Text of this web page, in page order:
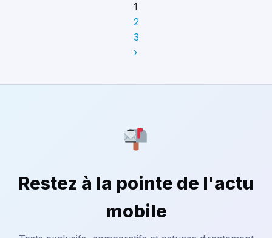
1
2
3
›
Restez à la pointe de l'actu
mobile